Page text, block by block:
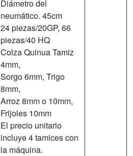
Diámetro del
neumático. 45cm
24 piezas/20GP, 66
piezas/40 HQ
Colza Quinua Tamiz
4mm,
Sorgo 6mm, Trigo
8mm,
Arroz 8mm o 10mm,
Frijoles 10mm
El precio unitario
incluye 4 tamices con
la máquina.